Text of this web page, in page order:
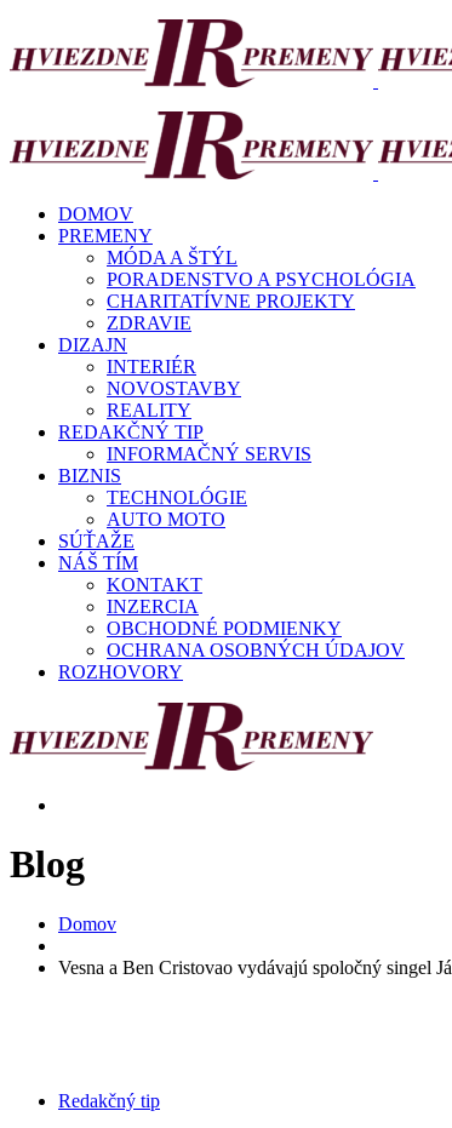
DOMOV
PREMENY
MÓDA A ŠTÝL
PORADENSTVO A PSYCHOLÓGIA
CHARITATÍVNE PROJEKTY
ZDRAVIE
DIZAJN
INTERIÉR
NOVOSTAVBY
REALITY
REDAKČNÝ TIP
INFORMAČNÝ SERVIS
BIZNIS
TECHNOLÓGIE
AUTO MOTO
SÚŤAŽE
NÁŠ TÍM
KONTAKT
INZERCIA
OBCHODNÉ PODMIENKY
OCHRANA OSOBNÝCH ÚDAJOV
ROZHOVORY
Blog
Domov
Vesna a Ben Cristovao vydávajú spoločný singel
Redakčný tip